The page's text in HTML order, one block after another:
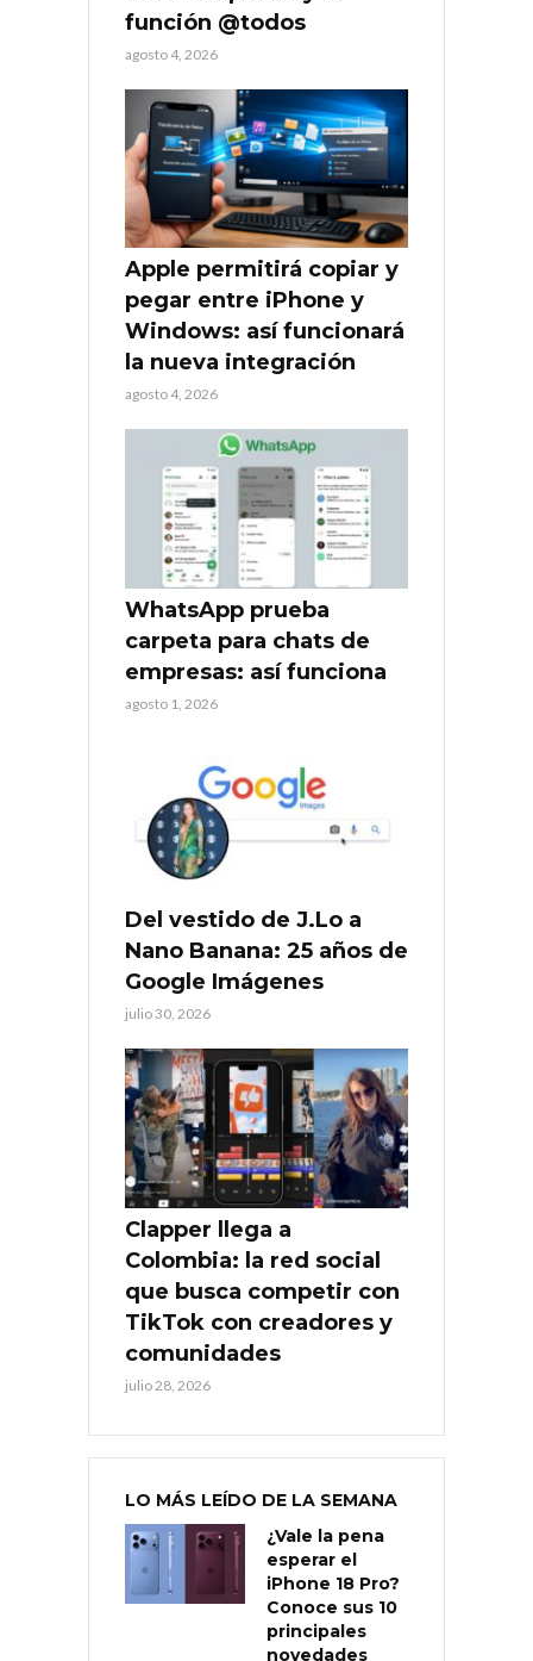
función @todos
agosto 4, 2026
Apple permitirá copiar y
pegar entre iPhone y
Windows: así funcionará
la nueva integración
agosto 4, 2026
WhatsApp prueba
carpeta para chats de
empresas: así funciona
agosto 1, 2026
Del vestido de J.Lo a
Nano Banana: 25 años de
Google Imágenes
julio 30, 2026
Clapper llega a
Colombia: la red social
que busca competir con
TikTok con creadores y
comunidades
julio 28, 2026
LO MÁS LEÍDO DE LA SEMANA
¿Vale la pena
esperar el
iPhone 18 Pro?
Conoce sus 10
principales
novedades